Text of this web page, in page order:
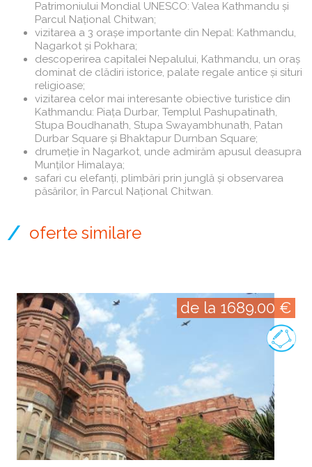
Patrimoniului Mondial UNESCO: Valea Kathmandu și
Parcul Național Chitwan;
vizitarea a 3 orașe importante din Nepal: Kathmandu,
Nagarkot și Pokhara;
descoperirea capitalei Nepalului, Kathmandu, un oraș
dominat de clădiri istorice, palate regale antice și situri
religioase;
vizitarea celor mai interesante obiective turistice din
Kathmandu: Piața Durbar, Templul Pashupatinath,
Stupa Boudhanath, Stupa Swayambhunath, Patan
Durbar Square și Bhaktapur Durnban Square;
drumeție în Nagarkot, unde admirăm apusul deasupra
Munților Himalaya;
safari cu elefanți, plimbări prin junglă și observarea
păsărilor, în Parcul Național Chitwan.
oferte similare
de la 1689.00 €